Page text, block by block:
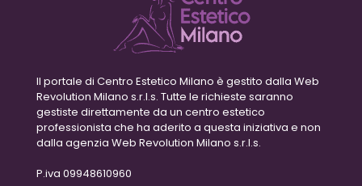
Il portale di Centro Estetico Milano è gestito dalla Web
Revolution Milano s.r.l.s. Tutte le richieste saranno
gestiste direttamente da un centro estetico
professionista che ha aderito a questa iniziativa e non
dalla agenzia Web Revolution Milano s.r.l.s.
P.iva 09948610960